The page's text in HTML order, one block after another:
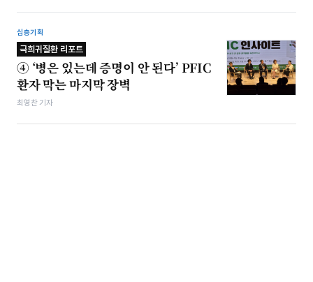
심층기획
극희귀질환 리포트
④ ‘병은 있는데 증명이 안 된다’ PFIC
환자 막는 마지막 장벽
최영찬 기자